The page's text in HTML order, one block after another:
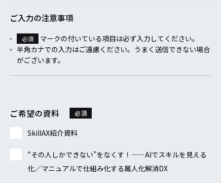
ご入力の注意事項
必須
マークの付いている項目は必ず入力してください。
半角カナでの入力はご遠慮ください。うまく送信できない場合
がございます。
ご希望の資料 必須
SkillAX紹介資料
“その人しかできない”をなくす！——AIでスキルを見える
化／マニュアルで仕組み化する属人化解消DX